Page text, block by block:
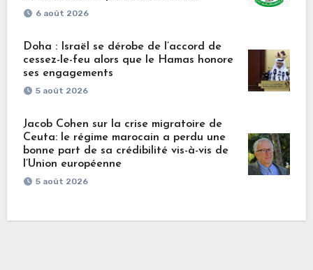
6 août 2026
Doha : Israël se dérobe de l’accord de
cessez-le-feu alors que le Hamas honore
ses engagements
5 août 2026
Jacob Cohen sur la crise migratoire de
Ceuta: le régime marocain a perdu une
bonne part de sa crédibilité vis-à-vis de
l’Union européenne
5 août 2026